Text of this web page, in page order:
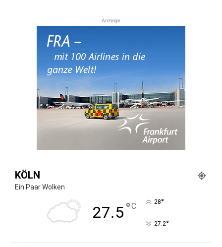
Anzeige
KÖLN
Ein Paar Wolken
27.5°C 28°
27.2°